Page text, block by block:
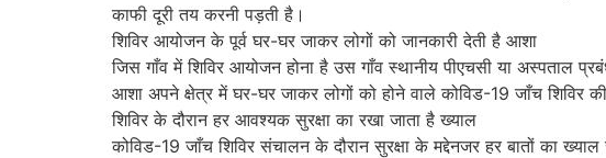
काफी दूरी तय करनी पड़ती है।
शिविर आयोजन के पूर्व घर-घर जाकर लोगों को जानकारी देती है आशा
जिस गाँव में शिविर आयोजन होना है उस गाँव स्थानीय पीएचसी या अस्पताल
आशा अपने क्षेत्र में घर-घर जाकर लोगों को होने वाले कोविड-19 जाँच शिविर
शिविर के दौरान हर आवश्यक सुरक्षा का रखा जाता है ख्याल
कोविड-19 जाँच शिविर संचालन के दौरान सुरक्षा के मद्देनजर हर बातों का